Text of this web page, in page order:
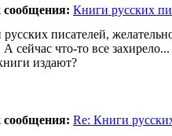
сообщения: Книги русских
писателей,
сейчас что-то все
издают?
сообщения: Re: Книги